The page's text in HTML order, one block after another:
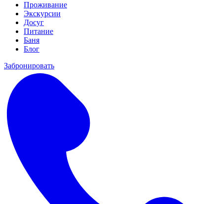
Проживание
Экскурсии
Досуг
Питание
Баня
Блог
Забронировать